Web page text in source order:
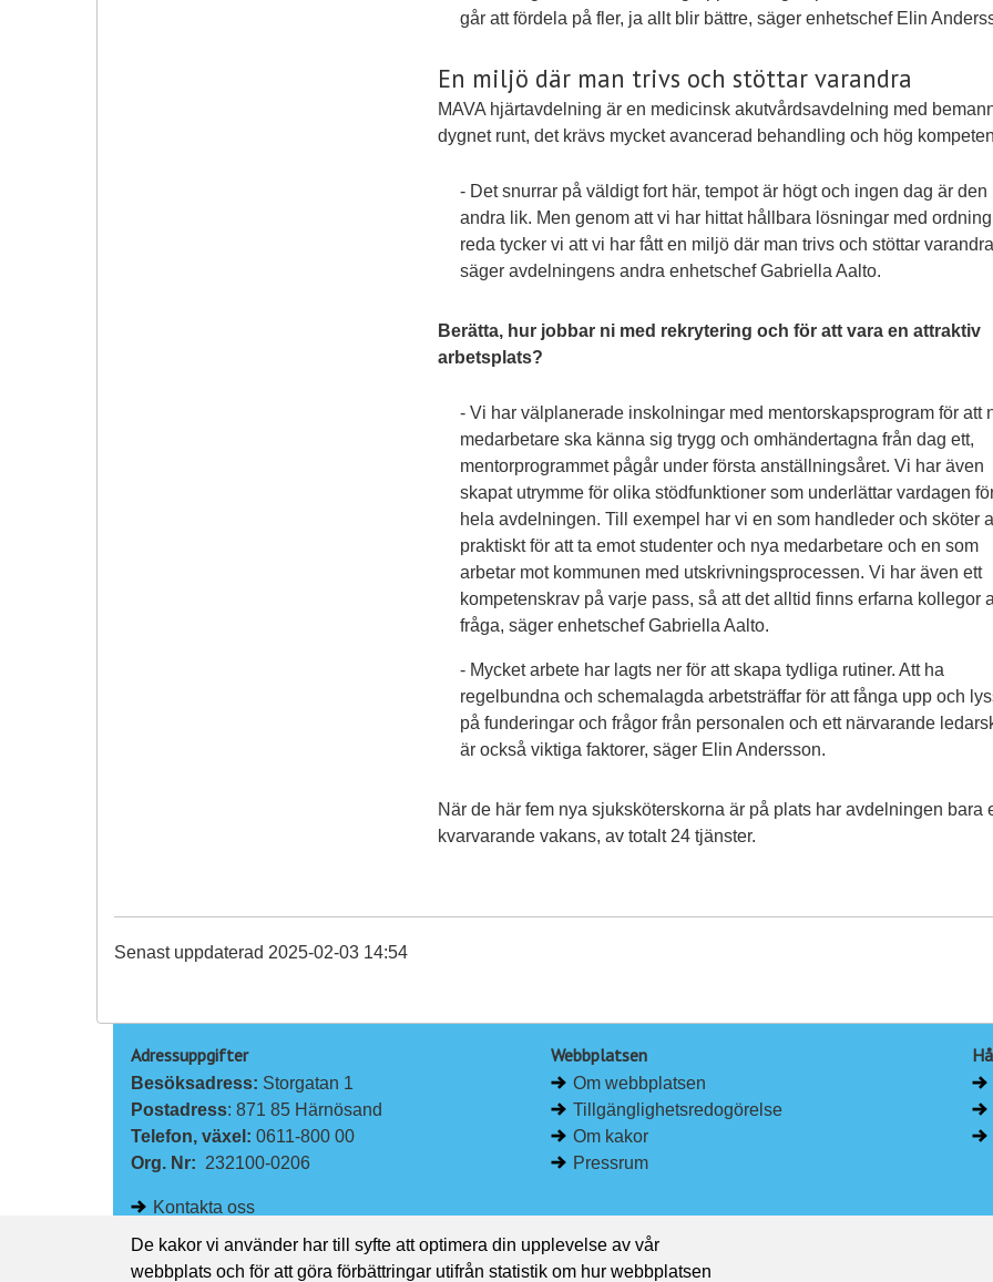
går att fördela på fler, ja allt blir bättre, säger enhetschef Elin
En miljö där man trivs och stöttar varandra
MAVA hjärtavdelning är en medicinsk akutvårdsavdelning med
dygnet runt, det krävs mycket avancerad behandling och hög
- Det snurrar på väldigt fort här, tempot är högt och ingen dag är den
andra lik. Men genom att vi har hittat hållbara lösningar med
reda tycker vi att vi har fått en miljö där man trivs och stöttar
säger avdelningens andra enhetschef Gabriella Aalto.
Berätta, hur jobbar ni med rekrytering och för att vara en attraktiv
arbetsplats?
- Vi har välplanerade inskolningar med mentorskapsprogram för att
medarbetare ska känna sig trygg och omhändertagna från dag ett,
mentorprogrammet pågår under första anställningsåret. Vi har även
skapat utrymme för olika stödfunktioner som underlättar vardagen
hela avdelningen. Till exempel har vi en som handleder och sköter
praktiskt för att ta emot studenter och nya medarbetare och en som
arbetar mot kommunen med utskrivningsprocessen. Vi har även ett
kompetenskrav på varje pass, så att det alltid finns erfarna kollegor
fråga, säger enhetschef Gabriella Aalto.
- Mycket arbete har lagts ner för att skapa tydliga rutiner. Att ha
regelbundna och schemalagda arbetsträffar för att fånga upp och
på funderingar och frågor från personalen och ett närvarande
är också viktiga faktorer, säger Elin Andersson.
När de här fem nya sjuksköterskorna är på plats har avdelningen bara
kvarvarande vakans, av totalt 24 tjänster.
Senast uppdaterad 2025-02-03 14:54
Adressuppgifter
Besöksadress: Storgatan 1
Postadress: 871 85 Härnösand
Telefon, växel: 0611-800 00
Org. Nr: 232100-0206
Kontakta oss
Webbplatsen
Om webbplatsen
Tillgänglighetsredogörelse
Om kakor
Pressrum
De kakor vi använder har till syfte att optimera din upplevelse av vår
webbplats och för att göra förbättringar utifrån statistik om hur webbplatsen